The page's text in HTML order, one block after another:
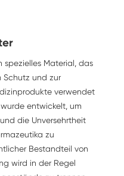
spezielles Material, das
Schutz und zur
verwendet
entwickelt, um
die Unversehrtheit
zu
Bestandteil von
wird in der Regel